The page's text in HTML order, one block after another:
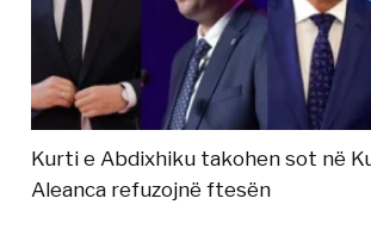
Kurti e Abdixhiku takohen sot në
Aleanca refuzojnë ftesën